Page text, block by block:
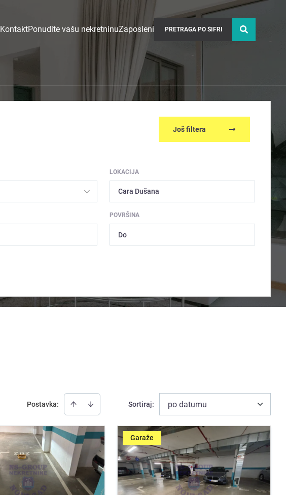
KontaktPonudite vašu nekretninuZaposleni
Još filtera
LOKACIJA
Cara Dušana
POVRŠINA
Postavka: Sortiraj: po datumu
Garaže